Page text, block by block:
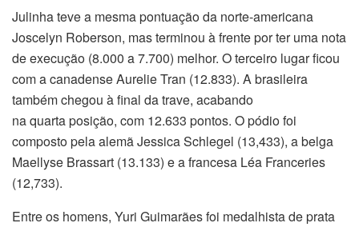
Julinha teve a mesma pontuação da norte-americana
Joscelyn Roberson, mas terminou à frente por ter uma nota
de execução (8.000 a 7.700) melhor. O terceiro lugar ficou
com a canadense Aurelie Tran (12.833). A brasileira
também chegou à final da trave, acabando
na quarta posição, com 12.633 pontos. O pódio foi
composto pela alemã Jessica Schlegel (13,433), a belga
Maellyse Brassart (13.133) e a francesa Léa Franceries
(12,733).
Entre os homens, Yuri Guimarães foi medalhista de prata